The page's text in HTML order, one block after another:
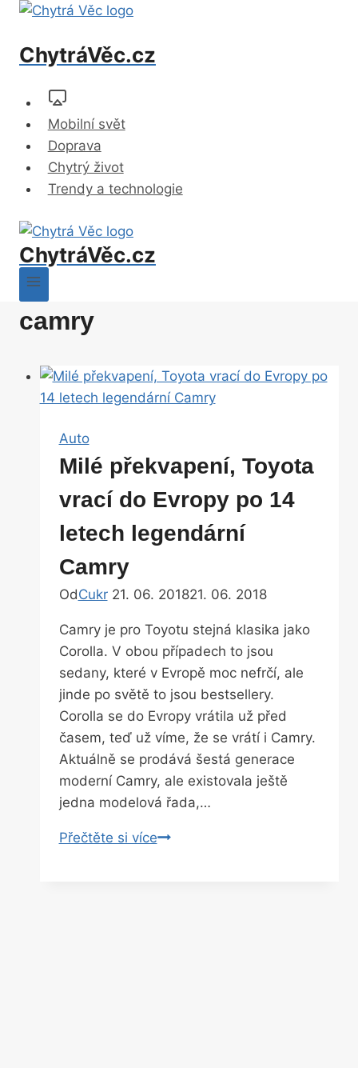
Přeskočit
obsahChytráVěc.cz
Mobilní svět
Doprava
Chytrý život
Trendy a technologie
ChytráVěc.cz
camry
Auto
Milé překvapení, Toyota
vrací do Evropy po 14
letech legendární
Camry
OdCukr 21. 06. 201821. 06. 2018
Camry je pro Toyotu stejná klasika jako
Corolla. V obou případech to jsou
sedany, které v Evropě moc nefrčí, ale
jinde po světě to jsou bestsellery.
Corolla se do Evropy vrátila už před
časem, teď už víme, že se vrátí i Camry.
Aktuálně se prodává šestá generace
moderní Camry, ale existovala ještě
jedna modelová řada,…
Přečtěte si víceMilé